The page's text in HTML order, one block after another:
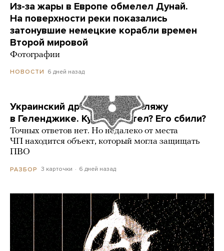
Из-за жары в Европе обмелел Дунай.
На поверхности реки показались
затонувшие немецкие корабли времен
Второй мировой
Фотографии
НОВОСТИ 6 дней назад
Украинский дрон попал по пляжу
в Геленджике. Куда он летел? Его сбили?
Точных ответов нет. Но недалеко от места
ЧП находится объект, который могла защищать
ПВО
РАЗБОР 3 карточки 6 дней назад